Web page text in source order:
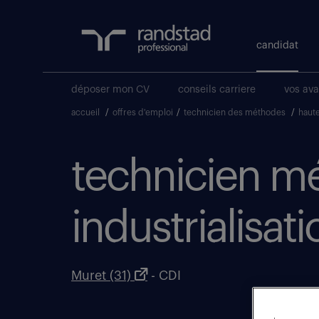
candidat
déposer mon CV conseils carriere vos
accueil / offres d'emploi / technicien des méthodes /
technicien
Muret (31) - CDI